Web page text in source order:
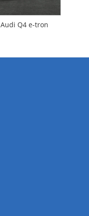
Audi Q4 e-tron